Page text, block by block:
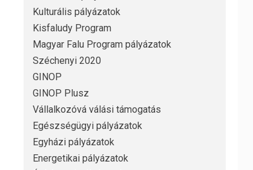
Kulturális pályázatok
Kisfaludy Program
Magyar Falu Program pályázatok
Széchenyi 2020
GINOP
GINOP Plusz
Vállalkozóvá válási támogatás
Egészségügyi pályázatok
Egyházi pályázatok
Energetikai pályázatok